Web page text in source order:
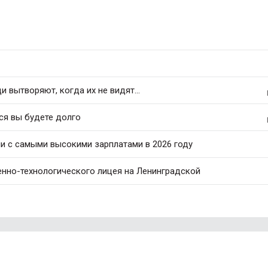
когда их не видят...
вы будете долго
с самыми высокими зарплатами в 2026 году
технологического лицея на Ленинградской